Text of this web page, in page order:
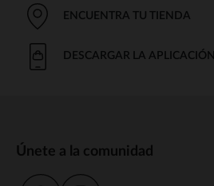
ENCUENTRA TU TIENDA
DESCARGAR LA APLICACIÓN
Únete a la comunidad